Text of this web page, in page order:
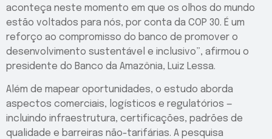
aconteça neste momento em que os olhos do mundo
estão voltados para nós, por conta da COP 30. É um
reforço ao compromisso do banco de promover o
desenvolvimento sustentável e inclusivo”, afirmou o
presidente do Banco da Amazônia, Luiz Lessa.
Além de mapear oportunidades, o estudo aborda
aspectos comerciais, logísticos e regulatórios —
incluindo infraestrutura, certificações, padrões de
qualidade e barreiras não-tarifárias. A pesquisa